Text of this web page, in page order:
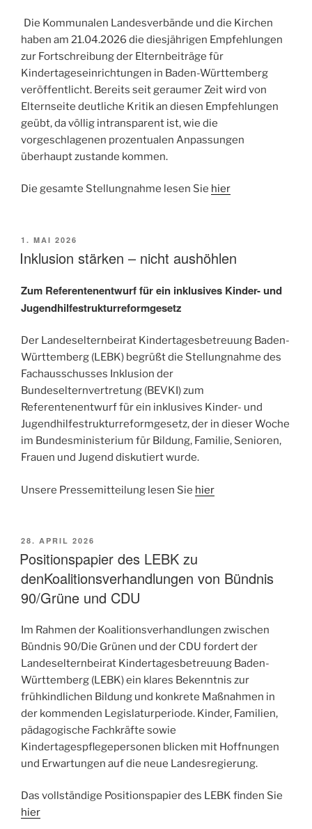
Die Kommunalen Landesverbände und die Kirchen
haben am 21.04.2026 die diesjährigen Empfehlungen
zur Fortschreibung der Elternbeiträge für
Kindertageseinrichtungen in Baden-Württemberg
veröffentlicht. Bereits seit geraumer Zeit wird von
Elternseite deutliche Kritik an diesen Empfehlungen
geübt, da völlig intransparent ist, wie die
vorgeschlagenen prozentualen Anpassungen
überhaupt zustande kommen.
Die gesamte Stellungnahme lesen Sie hier
VERÖFFENTLICHT
AM
1. MAI 2026
Inklusion stärken – nicht aushöhlen
Zum Referentenentwurf für ein inklusives Kinder- und
Jugendhilfestrukturreformgesetz
Der Landeselternbeirat Kindertagesbetreuung Baden-
Württemberg (LEBK) begrüßt die Stellungnahme des
Fachausschusses Inklusion der
Bundeselternvertretung (BEVKI) zum
Referentenentwurf für ein inklusives Kinder- und
Jugendhilfestrukturreformgesetz, der in dieser Woche
im Bundesministerium für Bildung, Familie, Senioren,
Frauen und Jugend diskutiert wurde.
Unsere Pressemitteilung lesen Sie hier
VERÖFFENTLICHT
AM
28. APRIL 2026
Positionspapier des LEBK zu
denKoalitionsverhandlungen von Bündnis
90/Grüne und CDU
Im Rahmen der Koalitionsverhandlungen zwischen
Bündnis 90/Die Grünen und der CDU fordert der
Landeselternbeirat Kindertagesbetreuung Baden-
Württemberg (LEBK) ein klares Bekenntnis zur
frühkindlichen Bildung und konkrete Maßnahmen in
der kommenden Legislaturperiode. Kinder, Familien,
pädagogische Fachkräfte sowie
Kindertagespflegepersonen blicken mit Hoffnungen
und Erwartungen auf die neue Landesregierung.
Das vollständige Positionspapier des LEBK finden Sie
hier